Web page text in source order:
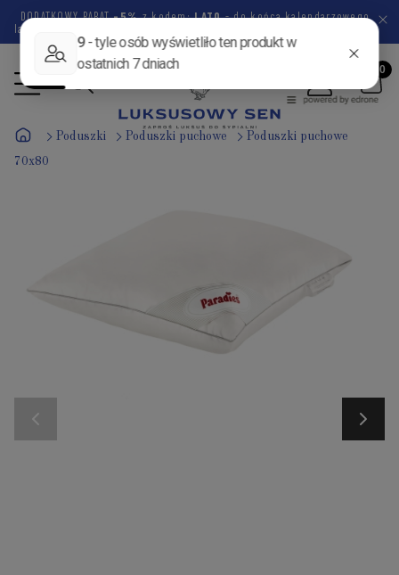
DODATKOWY RABAT-5%z kodem:LATO- do końca kalendarzowego
lata pozostało
Poduszki Poduszki puchowe Poduszki puchowe
70x80